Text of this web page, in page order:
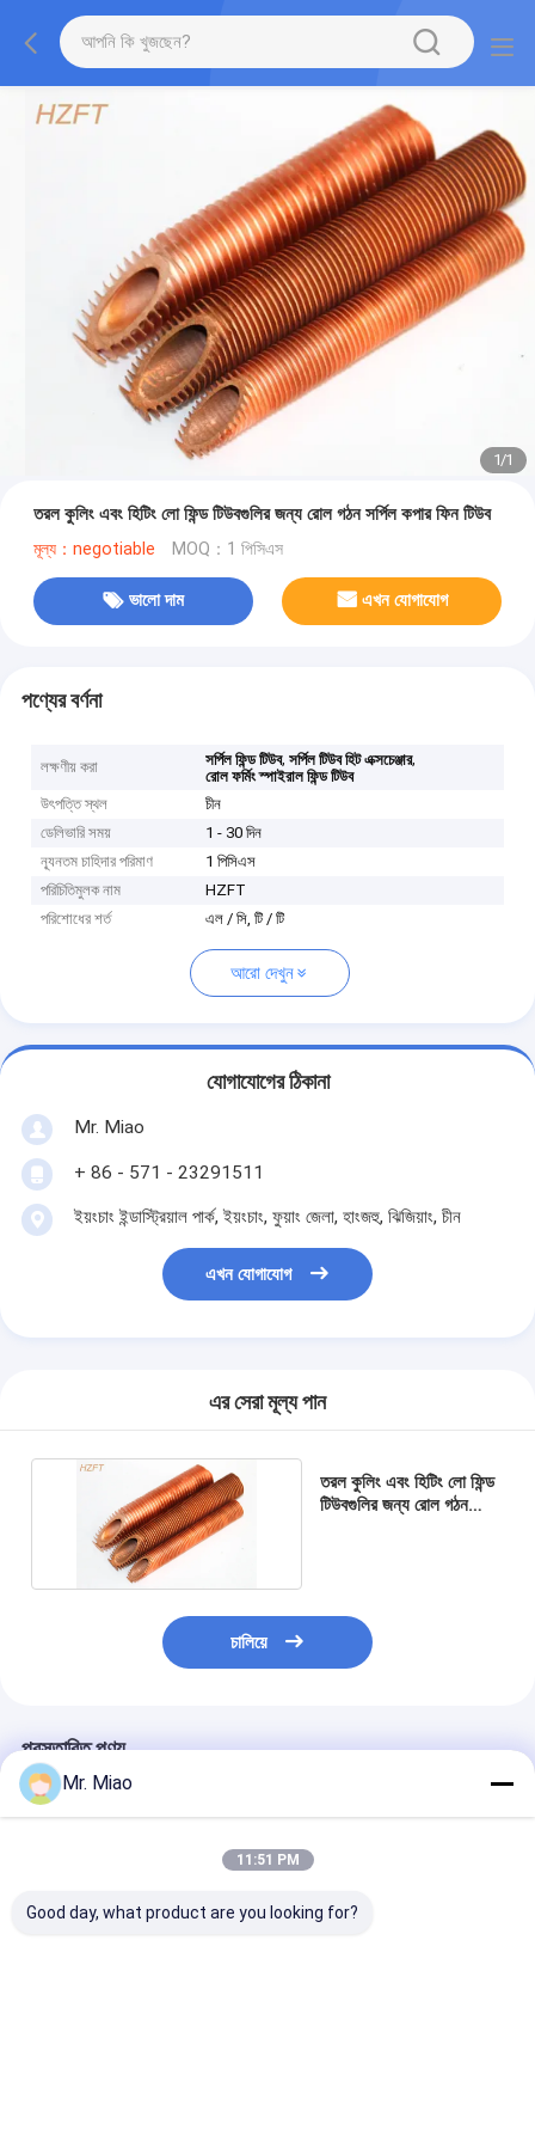
1/1
তরল কুলিং এবং হিটিং লো ফিন্ড টিউবগুলির জন্য রোল গঠন সর্পিল কপার ফিন টিউব
মূল্য：negotiable MOQ：1 পিসিএস
ভালো দাম এখন যোগাযোগ
পণ্যের বর্ণনা
লক্ষণীয় করা সর্পিল ফিন্ড টিউব,সর্পিল টিউব হিট এক্সচেঞ্জার,
রোল ফর্মিং স্পাইরাল ফিন্ড টিউব
উৎপত্তি স্থল
চীন
ডেলিভারি সময়
1 - 30 দিন
ন্যূনতম চাহিদার পরিমাণ
1 পিসিএস
পরিচিতিমুলক নাম
HZFT
পরিশোধের শর্ত
এল / সি, টি / টি
আরো দেখুন
যোগাযোগের ঠিকানা
Mr. Miao
+ 86 - 571 - 23291511
ইয়ংচাং ইন্ডাস্ট্রিয়াল পার্ক, ইয়ংচাং, ফুয়াং জেলা, হাংজহু, ঝিজিয়াং, চীন
এখন যোগাযোগ
এর সেরা মূল্য পান
তরল কুলিং এবং হিটিং লো ফিন্ড
টিউবগুলির জন্য রোল গঠন
চালিয়ে
প্রস্তাবিত পণ্য
Mr. Miao
11:51 PM
Good day, what product are you looking for?